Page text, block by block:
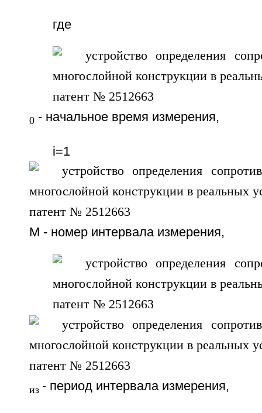
где
0- начальное время измерения,
i=1
М - номер интервала измерения,
из - период интервала измерения,